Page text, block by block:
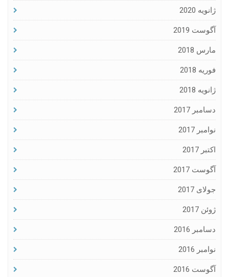
ژانویه 2020
آگوست 2019
مارس 2018
فوریه 2018
ژانویه 2018
دسامبر 2017
نوامبر 2017
اکتبر 2017
آگوست 2017
جولای 2017
ژوئن 2017
دسامبر 2016
نوامبر 2016
آگوست 2016